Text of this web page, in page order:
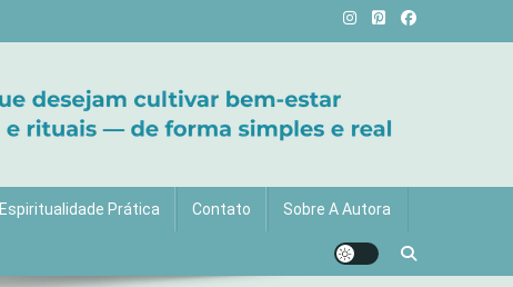
Espiritualidade Prática Contato Sobre A Autora